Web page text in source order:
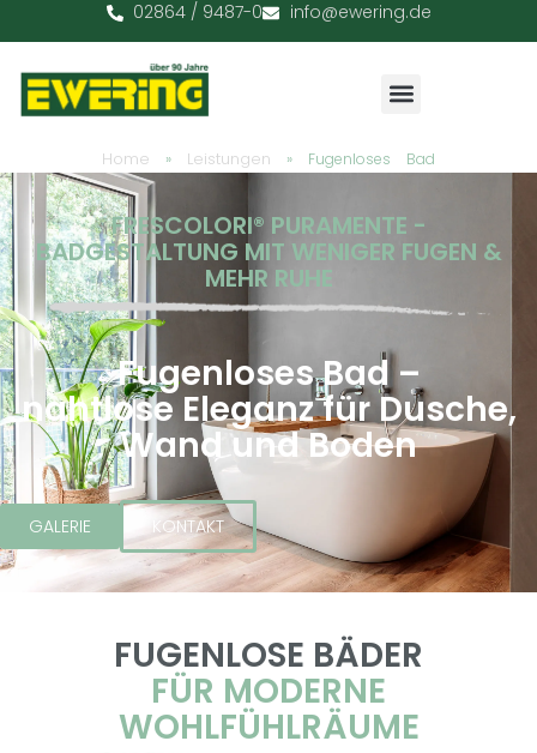
02864 / 9487-0 info@ewering.de
Home » Leistungen » Fugenloses Bad
FRESCOLORI® PURAMENTE -
BADGESTALTUNG MIT WENIGER FUGEN &
MEHR RUHE
Fugenloses Bad –
nahtlose Eleganz für Dusche,
Wand und Boden
GALERIE KONTAKT
FUGENLOSE BÄDER
FÜR MODERNE
WOHLFÜHLRÄUME